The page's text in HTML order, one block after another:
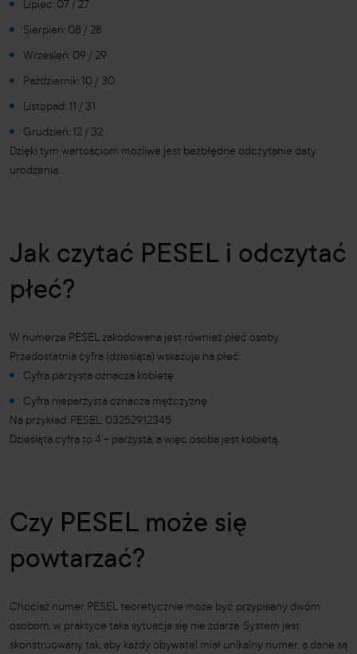
Lipiec: 07 / 27
Sierpień: 08 / 28
Wrzesień: 09 / 29
Październik: 10 / 30
Listopad: 11 / 31
Grudzień: 12 / 32
Dzięki tym wartościom możliwe jest bezbłędne odczytanie daty
urodzenia.
Jak czytać PESEL i odczytać
płeć?
W numerze PESEL zakodowana jest również płeć osoby.
Przedostatnia cyfra (dziesiąta) wskazuje na płeć:
Cyfra parzysta oznacza kobietę
Cyfra nieparzysta oznacza mężczyznę
Na przykład: PESEL: 03252912345
Dziesiąta cyfra to 4 – parzysta, a więc osoba jest kobietą.
Czy PESEL może się
powtarzać?
Chociaż numer PESEL teoretycznie może być przypisany dwóm
osobom, w praktyce taka sytuacja się nie zdarza. System jest
skonstruowany tak, aby każdy obywatel miał unikalny numer, a dane są